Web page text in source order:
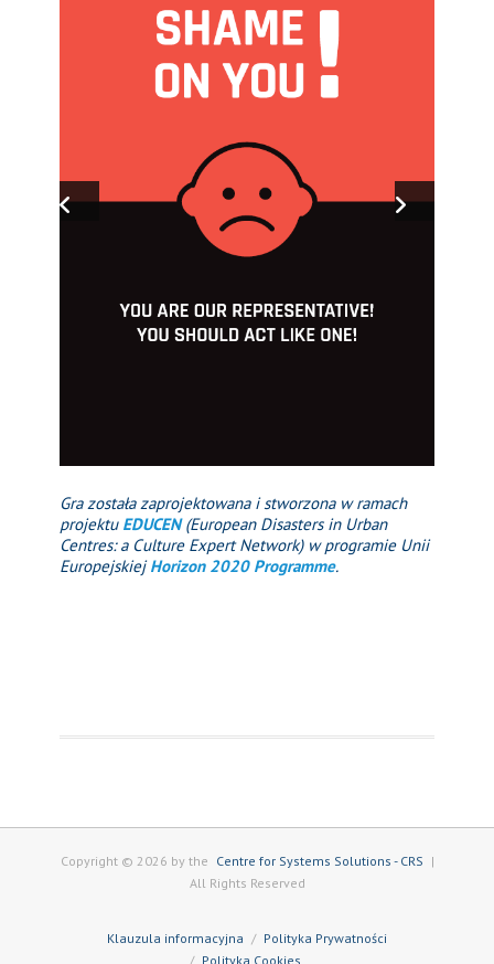
Gra została zaprojektowana i stworzona w ramach
projektu EDUCEN(European Disasters in Urban
Centres: a Culture Expert Network) w programie Unii
EuropejskiejHorizon 2020 Programme.
Copyright © 2026 by the Centre for Systems Solutions - CRS |
All Rights Reserved
Klauzula informacyjna
Polityka Prywatności
Polityka Cookies